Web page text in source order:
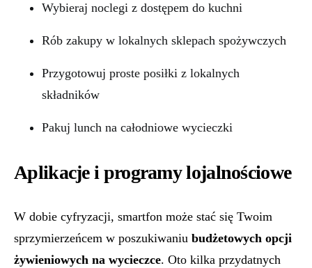
Wybieraj noclegi z dostępem do kuchni
Rób zakupy w lokalnych sklepach spożywczych
Przygotowuj proste posiłki z lokalnych
składników
Pakuj lunch na całodniowe wycieczki
Aplikacje i programy lojalnościowe
W dobie cyfryzacji, smartfon może stać się Twoim
sprzymierzeńcem w poszukiwaniu budżetowych opcji
żywieniowych na wycieczce. Oto kilka przydatnych